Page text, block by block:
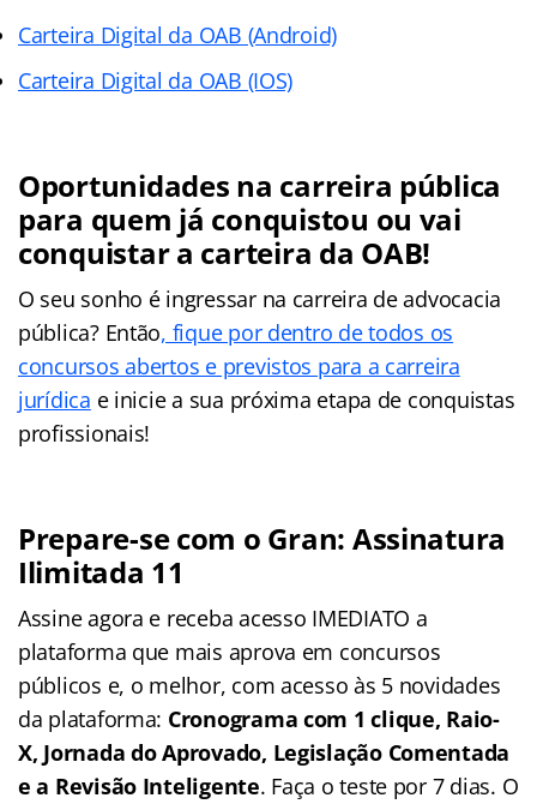
Carteira Digital da OAB (Android)
Carteira Digital da OAB (IOS)
Oportunidades na carreira pública
para quem já conquistou ou vai
conquistar a carteira da OAB!
O seu sonho é ingressar na carreira de advocacia
pública? Então, fique por dentro de todos os
concursos abertos e previstos para a carreira
jurídica e inicie a sua próxima etapa de conquistas
profissionais!
Prepare-se com o Gran: Assinatura
Ilimitada 11
Assine agora e receba acesso IMEDIATO a
plataforma que mais aprova em concursos
públicos e, o melhor, com acesso às 5 novidades
da plataforma: Cronograma com 1 clique, Raio-
X, Jornada do Aprovado, Legislação Comentada
e a Revisão Inteligente. Faça o teste por 7 dias. O